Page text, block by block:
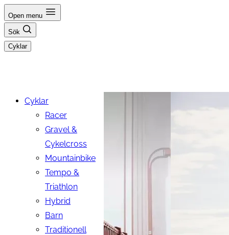
Hoppa
till
innehåll
Open menu
Sök
Cyklar
Cyklar
Racer
Gravel &
Cykelcross
Mountainbike
Tempo &
Triathlon
Hybrid
Barn
Traditionell